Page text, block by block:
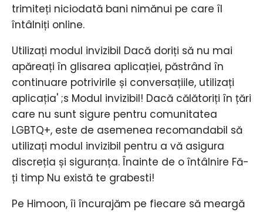
trimiteți niciodată bani nimănui pe care îl
întâlniți online.
Utilizați modul invizibil Dacă doriți să nu mai
apăreați în glisarea aplicației, păstrând în
continuare potrivirile și conversațiile, utilizați
aplicația' ;s Modul invizibil! Dacă călătoriți în țări
care nu sunt sigure pentru comunitatea
LGBTQ+, este de asemenea recomandabil să
utilizați modul invizibil pentru a vă asigura
discreția și siguranța. Înainte de o întâlnire Fă-
ți timp Nu există te grabesti!
Pe Himoon, îi încurajăm pe fiecare să meargă